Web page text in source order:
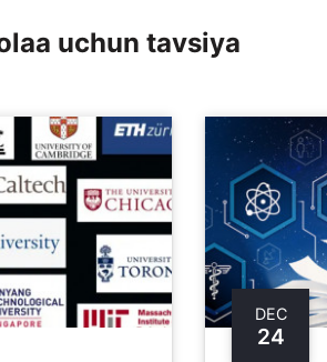
uchun tavsiya
DEC
24